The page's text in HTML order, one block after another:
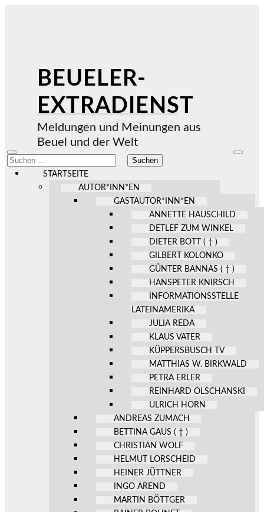
BEUELER-
EXTRADIENST
Meldungen und Meinungen aus
Beuel und der Welt
Mobile-
Menü
ein-/ausblenden
Suchen
nach:
STARTSEITE
AUTOR*INN*EN
GASTAUTOR*INN*EN
ANNETTE HAUSCHILD
DETLEF ZUM WINKEL
DIETER BOTT ( † )
GILBERT KOLONKO
GÜNTER BANNAS ( † )
HANSPETER KNIRSCH
INFORMATIONSSTELLE
LATEINAMERIKA
JULIA REDA
KLAUS VATER
KÜPPERSBUSCH TV
MATTHIAS W. BIRKWALD
PETRA ERLER
REINHARD OLSCHANSKI
ULRICH HORN
ANDREAS ZUMACH
BETTINA GAUS ( † )
CHRISTIAN WOLF
HELMUT LORSCHEID
HEINER JÜTTNER
INGO AREND
MARTIN BÖTTGER